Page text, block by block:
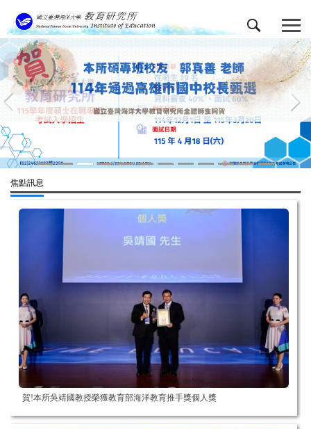
主
要
內
容
區
焦點訊息
賀!本所吳靖國教授榮獲教育部海洋教育推手獎個人獎